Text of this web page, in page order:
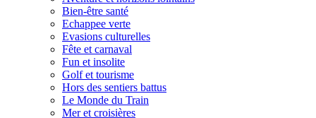
Bien-être santé
Echappee verte
Evasions culturelles
Fête et carnaval
Fun et insolite
Golf et tourisme
Hors des sentiers battus
Le Monde du Train
Mer et croisières